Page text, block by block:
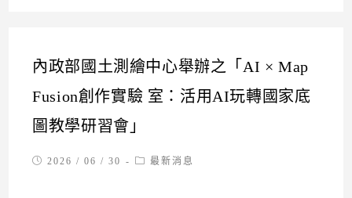
內政部國土測繪中心舉辦之「AI × Map
Fusion創作實驗 室：活用AI玩轉國家底
圖教學研習會」
Post2026 / 06 / 30
Post最新消息